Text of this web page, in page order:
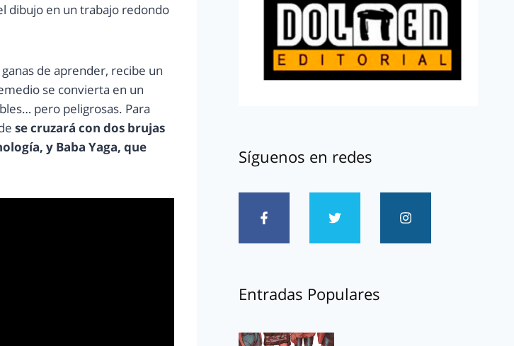
dibujo en un trabajo redondo
de aprender, recibe un
se convierta en un
pero peligrosas. Para
se cruzará con dos brujas
y Baba Yaga, que
Síguenos en redes
Entradas Populares